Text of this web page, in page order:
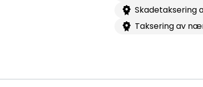
Skadetaksering
Taksering av